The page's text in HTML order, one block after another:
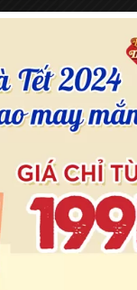
để tổ chức lễ tang
thể hiện lòng kính
Hà Nội.